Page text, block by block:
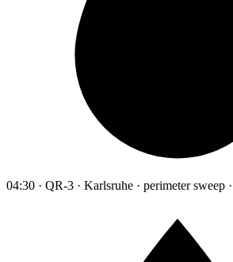
04:30 · QR-3 · Karlsruhe · perimeter sweep